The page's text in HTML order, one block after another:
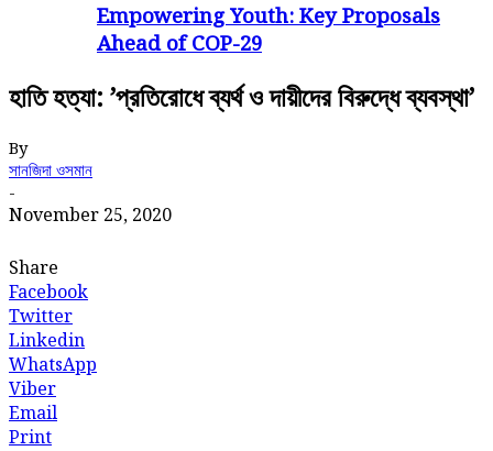
Empowering Youth: Key Proposals
Ahead of COP-29
হাতি হত্যা: ’প্রতিরোধে ব্যর্থ ও দায়ীদের বিরুদ্ধে ব্যবস্থা’
By
সানজিদা ওসমান
-
November 25, 2020
Share
Facebook
Twitter
Linkedin
WhatsApp
Viber
Email
Print